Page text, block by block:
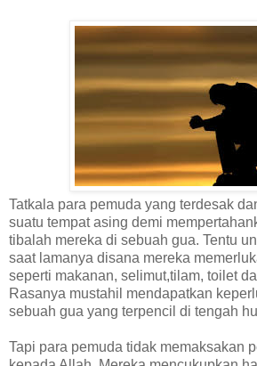
Tatkala para pemuda yang terdesak
suatu tempat asing demi
tibalah mereka di sebuah gua. Tentu
saat lamanya disana mereka
seperti makanan, selimut,tilam, toilet
Rasanya mustahil mendapatkan
sebuah gua yang terpencil di tengah
Tapi para pemuda tidak memaksakan